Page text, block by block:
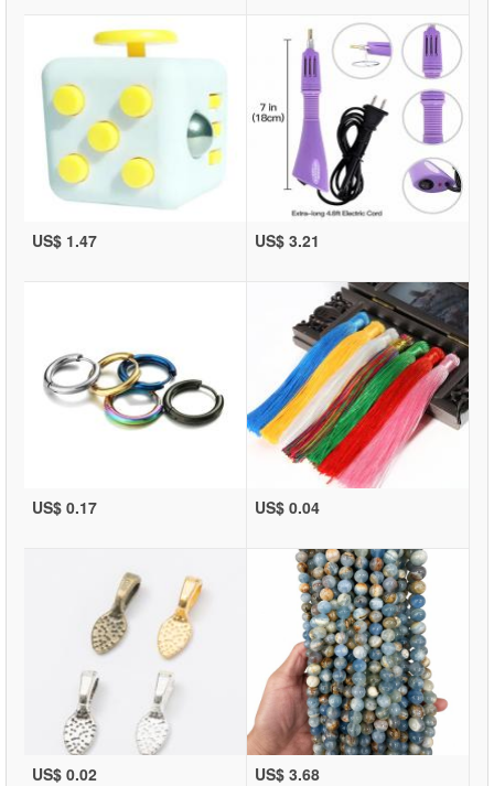
US$ 1.47 US$ 3.21
US$ 0.17 US$ 0.04
US$ 0.02 US$ 3.68